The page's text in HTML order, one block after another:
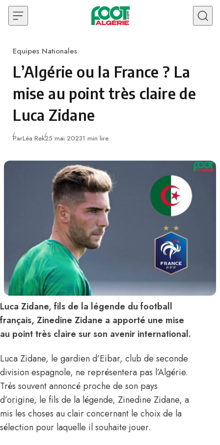
Skip to content
Category
Equipes Nationales
L’Algérie ou la France ? La
mise au point très claire de
Luca Zidane
ParLéa RekPublié
25 mai 20231 min lire
Luca Zidane, fils de la légende du football
français, Zinedine Zidane a apporté une mise
au point très claire sur son avenir international.
Luca Zidane, le gardien d’Eibar, club de seconde
division espagnole, ne représentera pas l’Algérie.
Très souvent annoncé proche de son pays
d’origine, le fils de la légende, Zinedine Zidane, a
mis les choses au clair concernant le choix de la
sélection pour laquelle il souhaite jouer.